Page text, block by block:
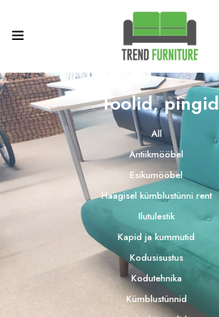
Toolid, pingid
All
Antiikmööbel
Esikumööbel
Haagisel kümblustünni rent
Ilutulestik
Kapid ja kummutid
Kodusisustus
Kodutehnika
Kümblustünnid